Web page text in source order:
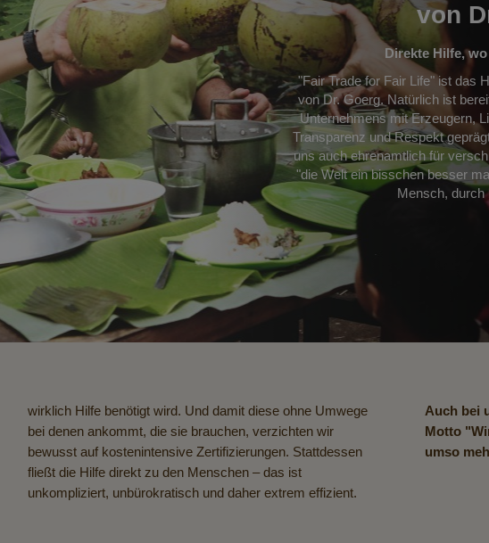
von
Direkte Hilfe,
"Fair Trade for Fair Life" ist das
von Dr. Goerg. Natürlich ist
Unternehmens mit Erzeugern,
Transparenz und Respekt
uns auch ehrenamtlich für
"die Welt ein bisschen besser
Mensch, durch
unkompliziert, unbürokratisch und daher extrem effizient.
Auch bei
Motto
umso